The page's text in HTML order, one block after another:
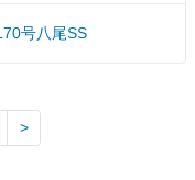
号八尾SS
>